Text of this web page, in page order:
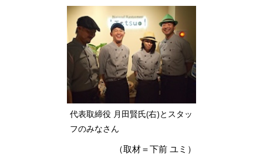
代表取締役 月田賢氏(右)とスタッ
フのみなさん
（取材＝下前 ユミ）